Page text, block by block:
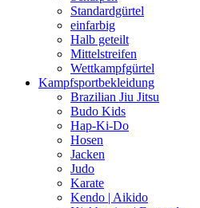
Standardgürtel
einfarbig
Halb geteilt
Mittelstreifen
Wettkampfgürtel
Kampfsportbekleidung
Brazilian Jiu Jitsu
Budo Kids
Hap-Ki-Do
Hosen
Jacken
Judo
Karate
Kendo | Aikido